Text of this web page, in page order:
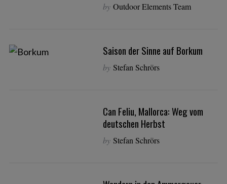
by Outdoor Elements Team
Saison der Sinne auf Borkum
by Stefan Schrörs
Can Feliu, Mallorca: Weg vom
deutschen Herbst
by Stefan Schrörs